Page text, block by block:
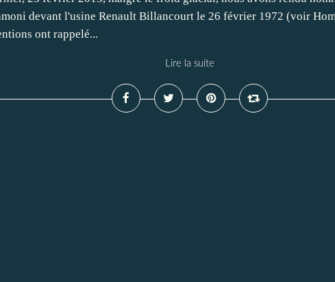
devant l'usine Renault Billancourt le 26 février 1972 (voir
ont rappelé...
Lire la suite